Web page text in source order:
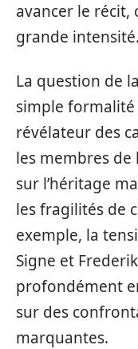
avancer le récit,
grande intensité.
La question de
simple
révélateur des
les membres
sur l’héritage
les fragilités de
exemple, la
Signe et
profondément
sur des
marquantes.